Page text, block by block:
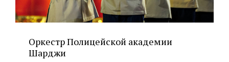
Оркестр Полицейской академии
Шарджи